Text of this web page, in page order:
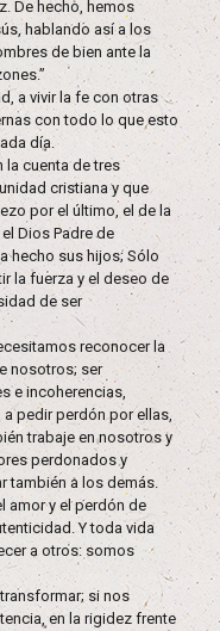
De hecho, hemos
hablando así a los
de bien ante la
a vivir la fe con otras
con todo lo que esto
día.
la cuenta de tres
cristiana y que
por el último, el de la
Dios Padre de
hecho sus hijos; Sólo
la fuerza y el deseo de
de ser
reconocer la
nosotros; ser
e incoherencias,
pedir perdón por ellas,
trabaje en nosotros y
perdonados y
también a los demás.
amor y el perdón de
Y toda vida
a otros: somos
si nos
en la rigidez frente